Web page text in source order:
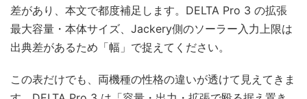
差があり、本文で都度補足します。DELTA Pro 3 の拡張
最大容量・本体サイズ、Jackery側のソーラー入力上限は
出典差があるため「幅」で捉えてください。
この表だけでも、両機種の性格の違いが透けて見えてきま